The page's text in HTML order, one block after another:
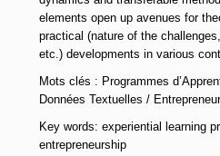
elements open up avenues for
practical (nature of the
etc.) developments in various
Mots clés : Programmes
Données Textuelles /
Key words: experiential learning
entrepreneurship